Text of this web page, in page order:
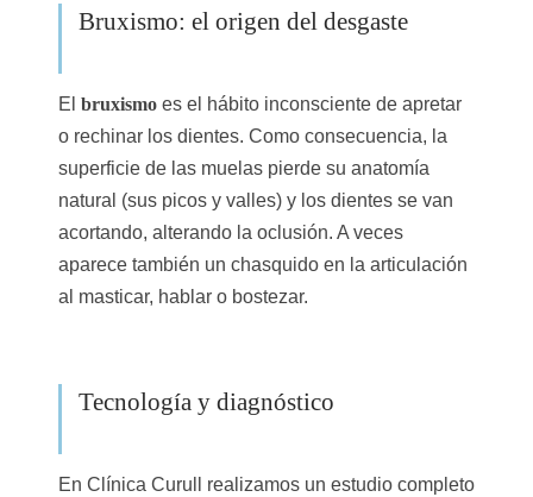
Bruxismo: el origen del desgaste
El bruxismoes el hábito inconsciente de apretar
o rechinar los dientes. Como consecuencia, la
superficie de las muelas pierde su anatomía
natural (sus picos y valles) y los dientes se van
acortando, alterando la oclusión. A veces
aparece también un chasquido en la articulación
al masticar, hablar o bostezar.
Tecnología y diagnóstico
En Clínica Curull realizamos un estudio completo